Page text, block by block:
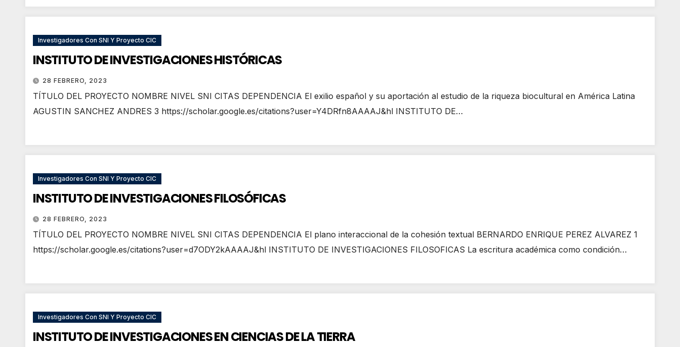
Investigadores Con SNI Y Proyecto CIC
INSTITUTO DE INVESTIGACIONES HISTÓRICAS
28 FEBRERO, 2023
TÍTULO DEL PROYECTO NOMBRE NIVEL SNI CITAS DEPENDENCIA El exilio español y su aportación al estudio de la riqueza biocultural en América Latina
AGUSTIN SANCHEZ ANDRES 3 https://scholar.google.es/citations?user=Y4DRfn8AAAAJ&hl INSTITUTO DE…
Investigadores Con SNI Y Proyecto CIC
INSTITUTO DE INVESTIGACIONES FILOSÓFICAS
28 FEBRERO, 2023
TÍTULO DEL PROYECTO NOMBRE NIVEL SNI CITAS DEPENDENCIA El plano interaccional de la cohesión textual BERNARDO ENRIQUE PEREZ ALVAREZ 1
https://scholar.google.es/citations?user=d7ODY2kAAAAJ&hl INSTITUTO DE INVESTIGACIONES FILOSOFICAS La escritura académica como condición…
Investigadores Con SNI Y Proyecto CIC
INSTITUTO DE INVESTIGACIONES EN CIENCIAS DE LA TIERRA